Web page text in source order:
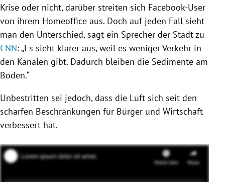
Krise oder nicht, darüber streiten sich Facebook-User
von ihrem Homeoffice aus. Doch auf jeden Fall sieht
man den Unterschied, sagt ein Sprecher der Stadt zu
CNN: „Es sieht klarer aus, weil es weniger Verkehr in
den Kanälen gibt. Dadurch bleiben die Sedimente am
Boden.“
Unbestritten sei jedoch, dass die Luft sich seit den
scharfen Beschränkungen für Bürger und Wirtschaft
verbessert hat.